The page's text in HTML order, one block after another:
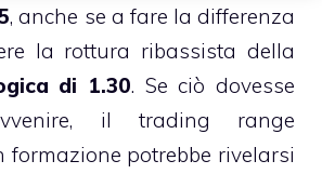
, anche se a fare la differenza
la rottura ribassista della
di 1.30. Se ciò dovesse
il trading range
formazione potrebbe rivelarsi